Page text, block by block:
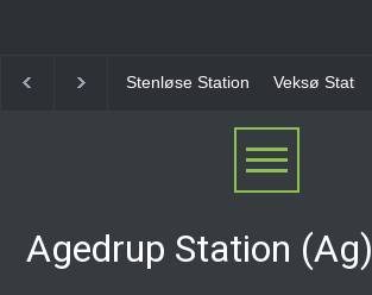
Station Veksø Station Måløv Station
Agedrup Station (Ag)